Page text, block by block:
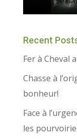
Recent
Fer à Cheval
Chasse à
bonheur!
Face à
les